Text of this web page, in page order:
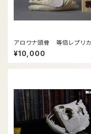
アロワナ頭骨 等倍レプリカ
¥10,000